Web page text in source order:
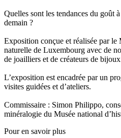
Quelles sont les tendances du goût
demain ?
Exposition conçue et réalisée par le
naturelle de Luxembourg avec de
de joailliers et de créateurs de
L’exposition est encadrée par un
visites guidées et d’ateliers.
Commissaire : Simon Philippo,
minéralogie du Musée national
Pour en savoir plus